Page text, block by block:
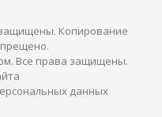
Копирование
Все права защищены.
данных